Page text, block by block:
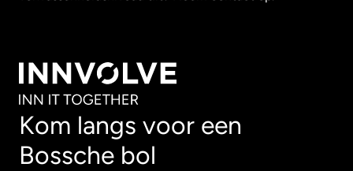
Kom langs voor een
Bossche bol